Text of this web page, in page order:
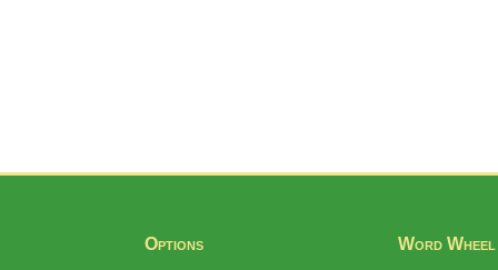
Options Word Wheel